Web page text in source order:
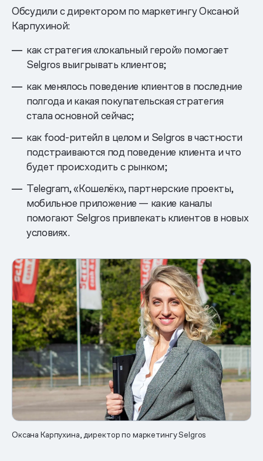
Обсудили с директором по маркетингу Оксаной
Карпухиной:
как стратегия «локальный герой» помогает
Selgros выигрывать клиентов;
как менялось поведение клиентов в последние
полгода и какая покупательская стратегия
стала основной сейчас;
как food-ритейл в целом и Selgros в частности
подстраиваются под поведение клиента и что
будет происходить с рынком;
Telegram, «Кошелёк», партнерские проекты,
мобильное приложение — какие каналы
помогают Selgros привлекать клиентов в новых
условиях.
Оксана Карпухина, директор по маркетингу Selgros